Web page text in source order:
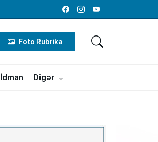
FacebookInstagramYoutube
Foto Rubrika
İdman Digər